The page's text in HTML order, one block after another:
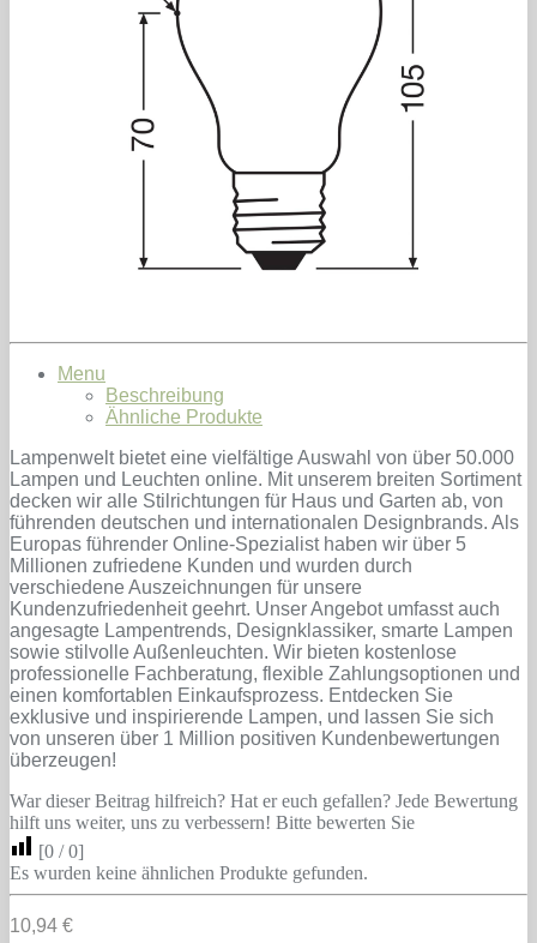
Menu
Beschreibung
Ähnliche Produkte
Lampenwelt bietet eine vielfältige Auswahl von über 50.000
Lampen und Leuchten online. Mit unserem breiten Sortiment
decken wir alle Stilrichtungen für Haus und Garten ab, von
führenden deutschen und internationalen Designbrands. Als
Europas führender Online-Spezialist haben wir über 5
Millionen zufriedene Kunden und wurden durch
verschiedene Auszeichnungen für unsere
Kundenzufriedenheit geehrt. Unser Angebot umfasst auch
angesagte Lampentrends, Designklassiker, smarte Lampen
sowie stilvolle Außenleuchten. Wir bieten kostenlose
professionelle Fachberatung, flexible Zahlungsoptionen und
einen komfortablen Einkaufsprozess. Entdecken Sie
exklusive und inspirierende Lampen, und lassen Sie sich
von unseren über 1 Million positiven Kundenbewertungen
überzeugen!
War dieser Beitrag hilfreich? Hat er euch gefallen? Jede Bewertung
hilft uns weiter, uns zu verbessern! Bitte bewerten Sie
[0 /0]
Es wurden keine ähnlichen Produkte gefunden.
10,94 €